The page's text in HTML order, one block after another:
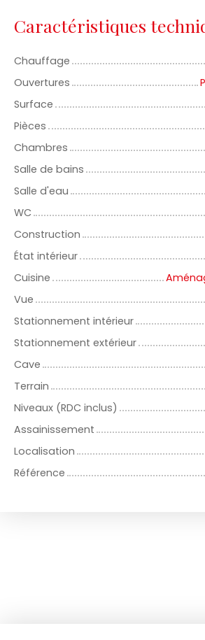
Caractéristiques
Chauffage
Ouvertures
Surface
Pièces
Chambres
Salle de bains
Salle d'eau
WC
Construction
État intérieur
Cuisine
Vue
Stationnement intérieur
Stationnement extérieur
Cave
Terrain
Niveaux (RDC inclus)
Assainissement
Localisation
Référence